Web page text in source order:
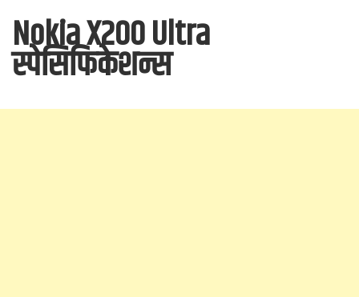
Nokia X200 Ultra
स्पेसिफिकेशन्स